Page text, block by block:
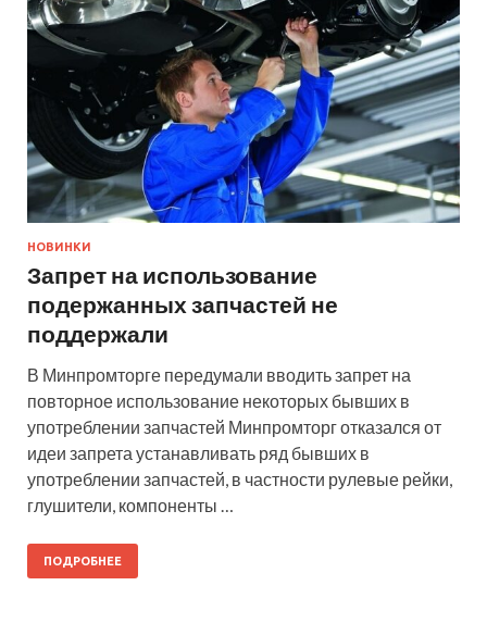
НОВИНКИ
Запрет на использование
подержанных запчастей не
поддержали
В Минпромторге передумали вводить запрет на
повторное использование некоторых бывших в
употреблении запчастей Минпромторг отказался от
идеи запрета устанавливать ряд бывших в
употреблении запчастей, в частности рулевые рейки,
глушители, компоненты …
ПОДРОБНЕЕ